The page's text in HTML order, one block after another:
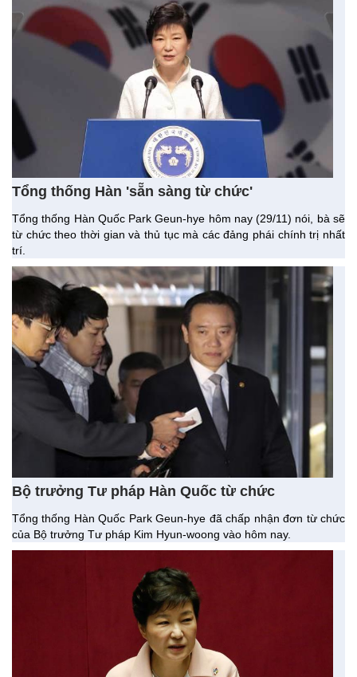
Tổng thống Hàn 'sẵn sàng từ chức'
Tổng thống Hàn Quốc Park Geun-hye hôm nay (29/11) nói, bà sẽ
từ chức theo thời gian và thủ tục mà các đảng phái chính trị nhất
trí.
Bộ trưởng Tư pháp Hàn Quốc từ chức
Tổng thống Hàn Quốc Park Geun-hye đã chấp nhận đơn từ chức
của Bộ trưởng Tư pháp Kim Hyun-woong vào hôm nay.